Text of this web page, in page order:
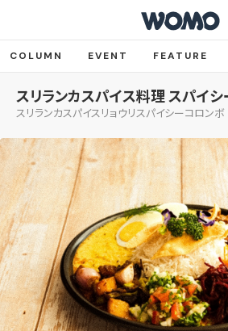
COLUMN EVENT FEATURE
スリランカスパイス料理 スパイ
スリランカスパイスリョウリスパイシーコロンボ